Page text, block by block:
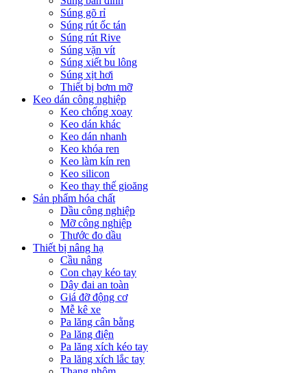
Súng gõ rỉ
Súng rút ốc tán
Súng rút Rive
Súng vặn vít
Súng xiết bu lông
Súng xịt hơi
Thiết bị bơm mỡ
Keo dán công nghiệp
Keo chống xoay
Keo dán khác
Keo dán nhanh
Keo khóa ren
Keo làm kín ren
Keo silicon
Keo thay thế gioăng
Sản phẩm hóa chất
Dầu công nghiệp
Mỡ công nghiệp
Thước đo dầu
Thiết bị nâng hạ
Cầu nâng
Con chạy kéo tay
Dây đai an toàn
Giá đỡ động cơ
Mễ kê xe
Pa lăng cân bằng
Pa lăng điện
Pa lăng xích kéo tay
Pa lăng xích lắc tay